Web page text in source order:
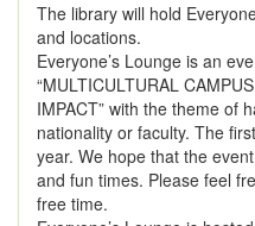
The library will hold
and locations.
Everyone’s Lounge is an
“MULTICULTURAL
IMPACT” with the theme of
nationality or faculty. The
year. We hope that the
and fun times. Please feel
free time.